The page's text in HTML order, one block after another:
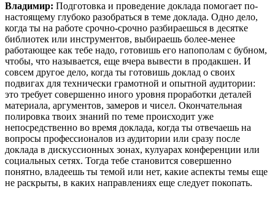
Владимир: Подготовка и проведение доклада помогает по-
настоящему глубоко разобраться в теме доклада. Одно дело,
когда ты на работе срочно-срочно разбираешься в десятке
библиотек или инструментов, выбираешь более-менее
работающее как тебе надо, готовишь его напополам с бубном,
чтобы, что называется, еще вчера вывести в продакшен. И
совсем другое дело, когда ты готовишь доклад о своих
подвигах для технически грамотной и опытной аудитории:
это требует совершенно иного уровня проработки деталей
материала, аргументов, замеров и чисел. Окончательная
полировка твоих знаний по теме происходит уже
непосредственно во время доклада, когда ты отвечаешь на
вопросы профессионалов из аудитории или сразу после
доклада в дискуссионных зонах, кулуарах конференции или
социальных сетях. Тогда тебе становится совершенно
понятно, владеешь ты темой или нет, какие аспекты темы еще
не раскрыты, в каких направлениях еще следует покопать.